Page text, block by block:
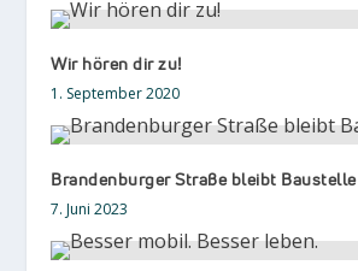
Wir hören dir zu!
1. September 2020
Brandenburger Straße bleibt Baustelle
7. Juni 2023